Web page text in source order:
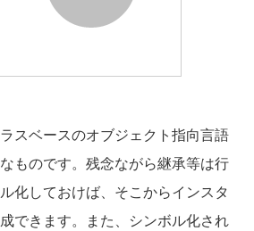
スベースのオブジェクト指向言語
ものです。残念ながら継承等は行
化しておけば、そこからインスタ
できます。また、シンボル化され